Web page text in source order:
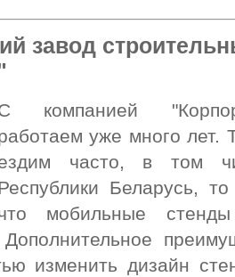
завод
компанией
уже много лет.
часто, в том
Беларусь,
мобильные
Дополнительное
изменить дизайн